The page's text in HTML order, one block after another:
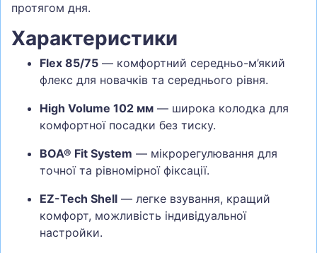
протягом дня.
Характеристики
Flex 85/75 — комфортний середньо-м’який
флекс для новачків та середнього рівня.
High Volume 102 мм — широка колодка для
комфортної посадки без тиску.
BOA® Fit System — мікрорегулювання для
точної та рівномірної фіксації.
EZ-Tech Shell — легке взування, кращий
комфорт, можливість індивідуальної
настройки.